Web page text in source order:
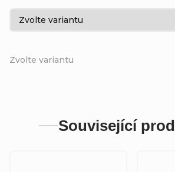
Zvolte variantu
Související